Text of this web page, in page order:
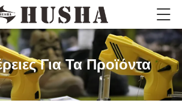
Για Τα Προϊόντα